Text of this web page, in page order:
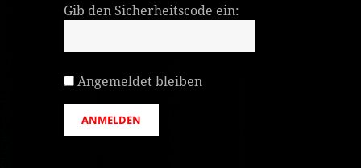
Gib den Sicherheitscode ein:
Angemeldet bleiben
ANMELDEN